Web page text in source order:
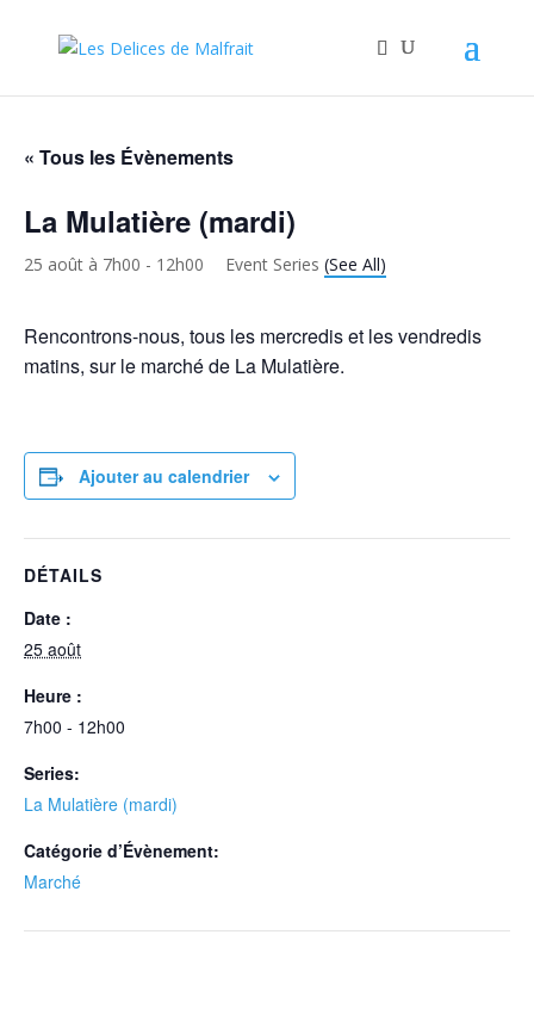
« Tous les Évènements
La Mulatière (mardi)
25 août à 7h00 - 12h00 Event Series (See All)
Rencontrons-nous, tous les mercredis et les vendredis
matins, sur le marché de La Mulatière.
Ajouter au calendrier
DÉTAILS
Date :
25 août
Heure :
7h00 - 12h00
Series:
La Mulatière (mardi)
Catégorie d’Évènement:
Marché